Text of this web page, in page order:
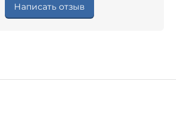
Написать отзыв